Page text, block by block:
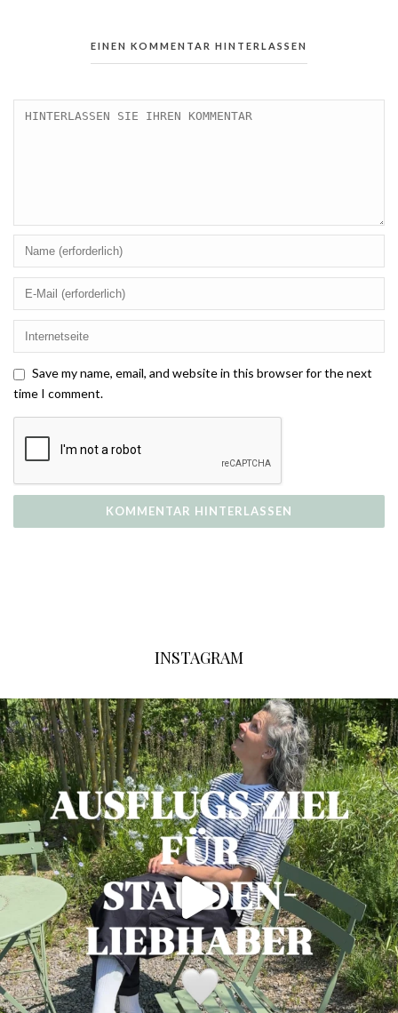
EINEN KOMMENTAR HINTERLASSEN
Save my name, email, and website in this browser for the next
time I comment.
INSTAGRAM